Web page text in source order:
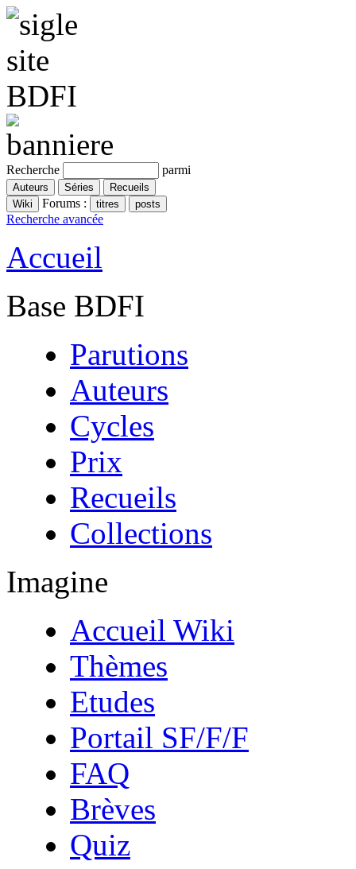
Recherche parmi
Forums :
Recherche avancée
Accueil
Base BDFI
Parutions
Auteurs
Cycles
Prix
Recueils
Collections
Imagine
Accueil Wiki
Thèmes
Etudes
Portail SF/F/F
FAQ
Brèves
Quiz